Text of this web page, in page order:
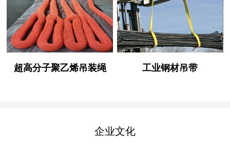
超高分子聚乙烯吊装绳 工业钢材吊带
企业文化